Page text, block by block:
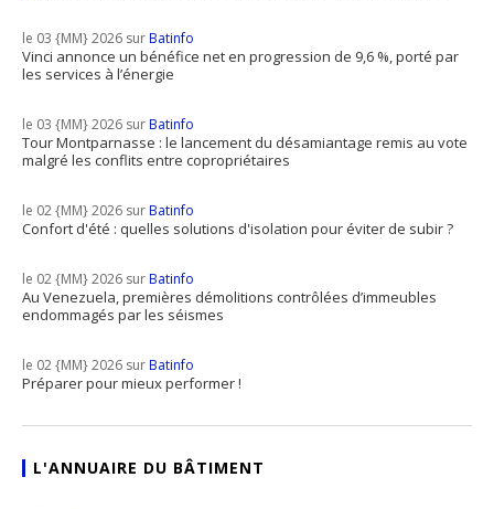
le 03 {MM} 2026 surBatinfo
Vinci annonce un bénéfice net en progression de 9,6 %, porté par
les services à l’énergie
le 03 {MM} 2026 surBatinfo
Tour Montparnasse : le lancement du désamiantage remis au vote
malgré les conflits entre copropriétaires
le 02 {MM} 2026 surBatinfo
Confort d'été : quelles solutions d'isolation pour éviter de subir ?
le 02 {MM} 2026 surBatinfo
Au Venezuela, premières démolitions contrôlées d’immeubles
endommagés par les séismes
le 02 {MM} 2026 surBatinfo
Préparer pour mieux performer !
L'ANNUAIRE DU BÂTIMENT